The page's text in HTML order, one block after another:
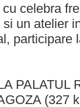
celebra
un atelier
participare
PALATUL
(327